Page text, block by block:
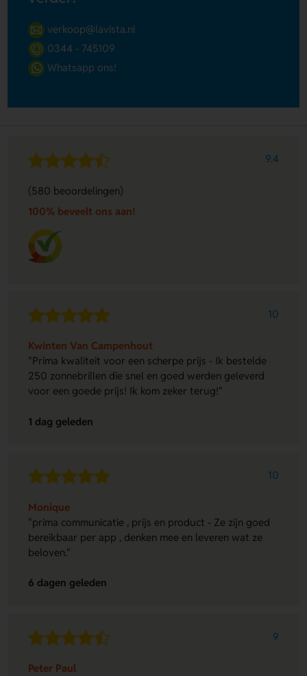
verkoop@lavista.nl
0344 - 745109
Whatsapp ons!
9.4
(580 beoordelingen)
100% beveelt ons aan!
10
Kwinten Van Campenhout
"Prima kwaliteit voor een scherpe prijs - Ik bestelde
250 zonnebrillen die snel en goed werden geleverd
voor een goede prijs! Ik kom zeker terug!"
1 dag geleden
10
Monique
"prima communicatie , prijs en product - Ze zijn goed
bereikbaar per app , denken mee en leveren wat ze
beloven."
6 dagen geleden
9
Peter Paul